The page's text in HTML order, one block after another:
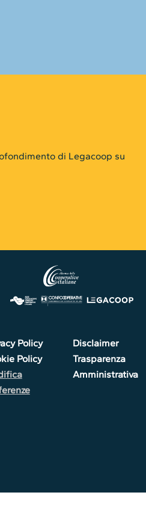
di Legacoop su
Policy
Policy
Disclaimer
Trasparenza
Amministrativa